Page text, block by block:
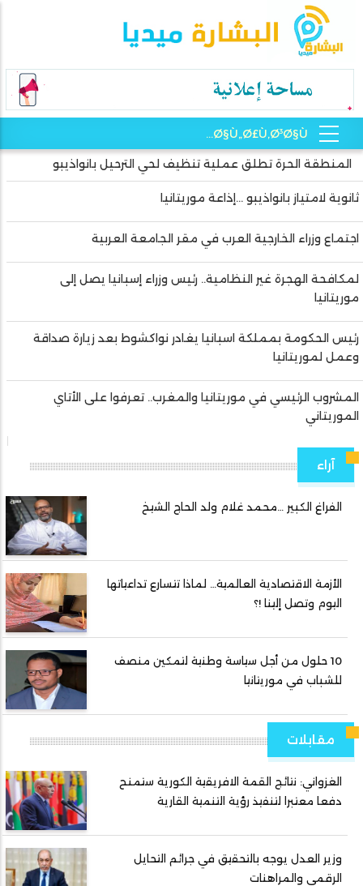
المنطقة الحرة تطلق عملية تنظيف لحي الترحيل بانواذيبو
ثانوية لامتياز بانواذيبو …إذاعة موريتانيا
اجتماع وزراء الخارجية العرب في مقر الجامعة العربية
لمكافحة الهجرة غير النظامية.. رئيس وزراء إسبانيا يصل إلى
موريتانيا
رئيس الحكومة بمملكة اسبانيا يغادر نواكشوط بعد زيارة صداقة
وعمل لموريتانيا
المشروب الرئيسي في موريتانيا والمغرب.. تعرفوا على الأتاي
الموريتاني
آراء
الفراغ الكبير …محمد غلام ولد الحاج الشيخ
الأزمة الاقتصادية العالمية… لماذا تتسارع تداعياتها
اليوم وتصل إلينا !؟
10 حلول من أجل سياسة وطنية لتمكين منصف
للشباب في موريتانيا
مقابلات
الغزواني: نتائج القمة الافريقية الكورية ستمنح
دفعا معتبرا لتنفيذ رؤية التنمية القارية
وزير العدل يوجه بالتحقيق في جرائم التحايل
الرقمي والمراهنات